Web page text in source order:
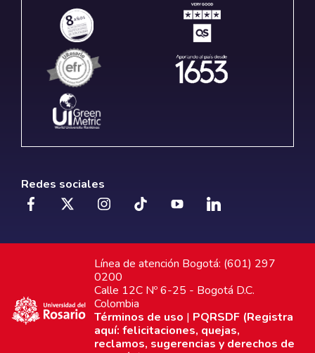
Redes sociales
Línea de atención Bogotá: (601) 297
0200
Calle 12C Nº 6-25 - Bogotá D.C.
Colombia
Términos de uso | PQRSDF (Registra
aquí: felicitaciones, quejas,
reclamos, sugerencias y derechos de